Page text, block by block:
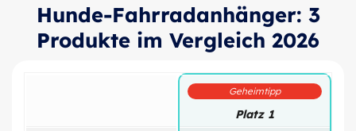
Hunde-Fahrradanhänger: 3
Produkte im Vergleich 2026
Geheimtipp
Platz 1